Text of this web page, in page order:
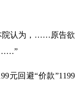
认为， ……原告欲
元回避“价款”1199